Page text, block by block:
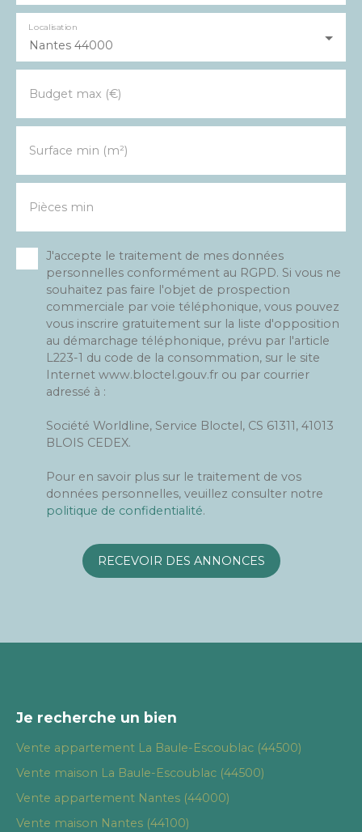
Nantes 44000
Localisation
Budget max (€)
Surface min (m²)
Pièces min
J'accepte le traitement de mes données
personnelles conformément au RGPD. Si vous ne
souhaitez pas faire l'objet de prospection
commerciale par voie téléphonique, vous pouvez
vous inscrire gratuitement sur la liste d'opposition
au démarchage téléphonique, prévu par l'article
L223-1 du code de la consommation, sur le site
Internet www.bloctel.gouv.fr ou par courrier
adressé à :
Société Worldline, Service Bloctel, CS 61311, 41013
BLOIS CEDEX.
Pour en savoir plus sur le traitement de vos
données personnelles, veuillez consulter notre
politique de confidentialité.
RECEVOIR DES ANNONCES
Je recherche un bien
Vente appartement La Baule-Escoublac (44500)
Vente maison La Baule-Escoublac (44500)
Vente appartement Nantes (44000)
Vente maison Nantes (44100)